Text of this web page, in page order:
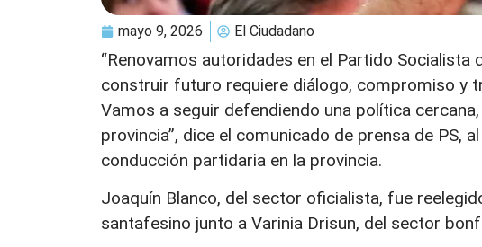
mayo 9, 2026 El Ciudadano
“Renovamos autoridades en el Partido Socialista
construir futuro requiere diálogo, compromiso y
Vamos a seguir defendiendo una política
provincia”, dice el comunicado de prensa de PS,
conducción partidaria en la provincia.
Joaquín Blanco, del sector oficialista, fue
santafesino junto a Varinia Drisun, del sector